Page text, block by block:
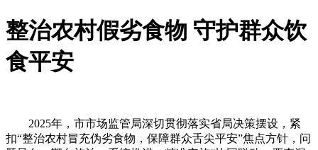
整治农村假劣食物 守护群众饮
食平安
2025年，市市场监管局深切贯彻落实省局决策摆设，紧
扣“整治农村冒充伪劣食物，保障群众舌尖平安”焦点方针，问